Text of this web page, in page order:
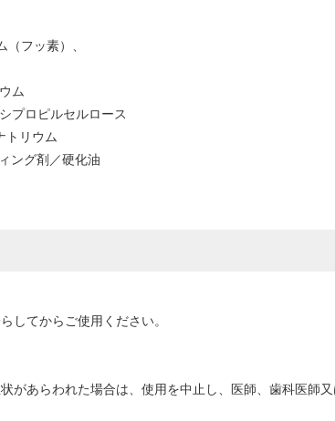
フッ素）、
ム
プロピルセルロース
リウム
ング剤／硬化油
してからご使用ください。
があらわれた場合は、使用を中止し、医師、歯科医師